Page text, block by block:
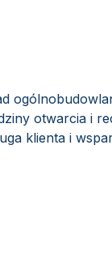
otwarcia i
klienta i